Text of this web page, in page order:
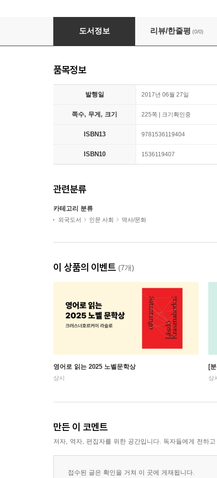
Neanderthals in Plato’s Cave
도서정보 리뷰/한줄평 (0/0)
품목정보
발행일 2017년 06월 27일
쪽수, 무게, 크기 225쪽 | 크기확인중
ISBN13 9781536119404
ISBN10 1536119407
관련분류
카테고리 분류
외국도서 인문 사회 역사/문화
이 상품의 이벤트 (7개)
영어로 읽는 2025 노벨문학상
상시
[
상
만든 이 코멘트
저자, 역자, 편집자를 위한 공간입니다. 독자들에게 전하
접수된 글은 확인을 거쳐 이 곳에 게재됩니다.